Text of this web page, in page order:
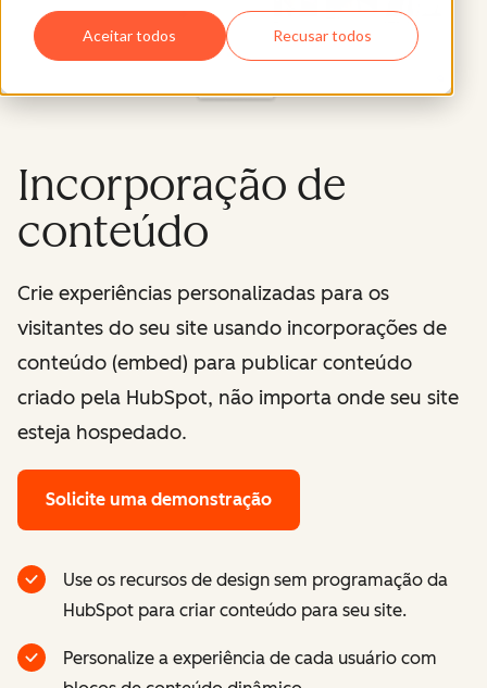
Aceitar todos Recusar todos
Incorporação de
conteúdo
Crie experiências personalizadas para os
visitantes do seu site usando incorporações de
conteúdo (embed) para publicar conteúdo
criado pela HubSpot, não importa onde seu site
esteja hospedado.
Solicite uma demonstração
Use os recursos de design sem programação da
HubSpot para criar conteúdo para seu site.
Personalize a experiência de cada usuário com